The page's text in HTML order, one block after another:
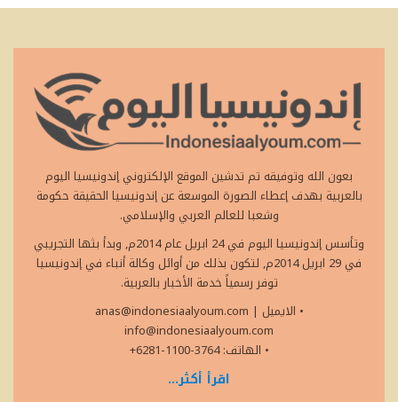
بعون الله وتوفيقه تم تدشين الموقع الإلكتروني إندونيسيا اليوم
بالعربية بهدف إعطاء الصورة الموسعة عن إندونيسيا الحقيقة حكومة
وشعبا للعالم العربي والإسلامي.
وتأسس إندونيسيا اليوم في 24 ابريل عام 2014م, وبدأ بثها التجريبي
في 29 ابريل 2014م, لتكون بذلك من أوائل وكالة أنباء في إندونيسيا
توفر رسمياً خدمة الأخبار بالعربية.
• الايميل
anas@indonesiaalyoum.com |
info@indonesiaalyoum.com
• الهاتف: 3764-1100-6281+
اقرأ أكثر...